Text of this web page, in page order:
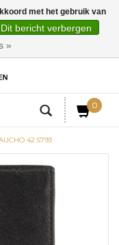
0
42 5793
met het gebruik van
Dit bericht verbergen
»